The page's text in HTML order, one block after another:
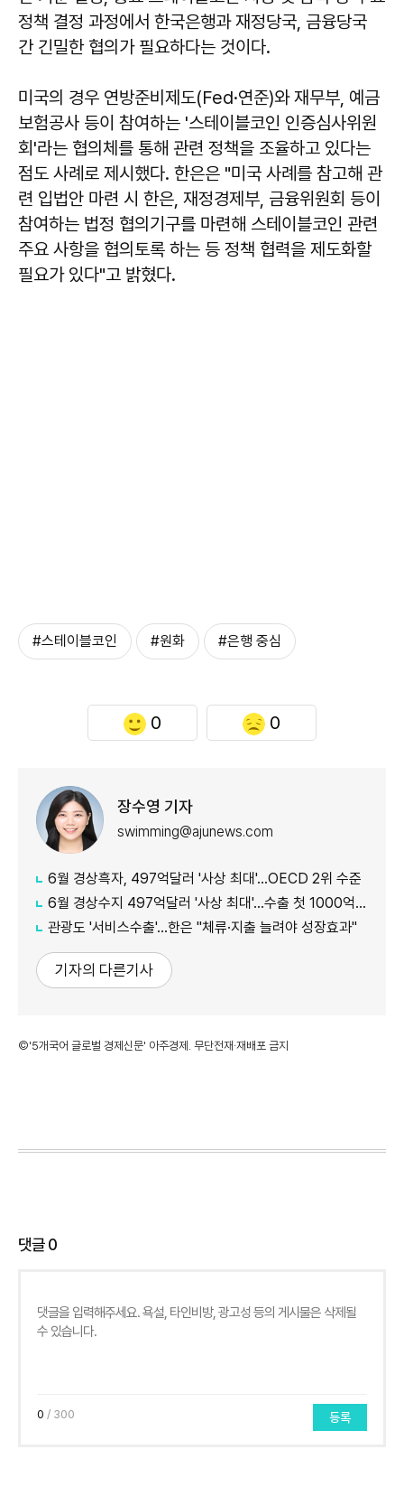
정책 결정 과정에서 한국은행과 재정당국, 금융당국
간 긴밀한 협의가 필요하다는 것이다.
미국의 경우 연방준비제도(Fed·연준)와 재무부, 예금
보험공사 등이 참여하는 '스테이블코인 인증심사위원
회'라는 협의체를 통해 관련 정책을 조율하고 있다는
점도 사례로 제시했다. 한은은 "미국 사례를 참고해 관
련 입법안 마련 시 한은, 재정경제부, 금융위원회 등이
참여하는 법정 협의기구를 마련해 스테이블코인 관련
주요 사항을 협의토록 하는 등 정책 협력을 제도화할
필요가 있다"고 밝혔다.
#스테이블코인 #원화 #은행 중심
0 0
장수영 기자
swimming@ajunews.com
6월 경상흑자, 497억달러 '사상 최대'…OECD 2위 수준
6월 경상수지 497억달러 '사상 최대'…수출 첫 1000억달러 돌파
관광도 '서비스수출'…한은 "체류·지출 늘려야 성장효과"
기자의 다른기사
©'5개국어 글로벌 경제신문' 아주경제. 무단전재·재배포 금지
댓글0
0 / 300 등록